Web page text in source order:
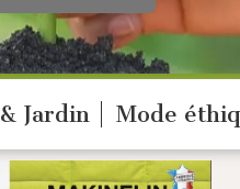
Jardin Mode